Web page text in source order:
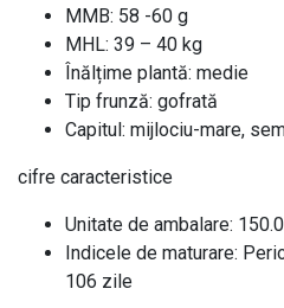
MMB: 58 -60 g
MHL: 39 – 40 kg
Înălțime plantă: medie
Tip frunză: gofrată
Capitul: mijlociu-mare,
cifre caracteristice
Unitate de ambalare:
Indicele de maturare:
106 zile